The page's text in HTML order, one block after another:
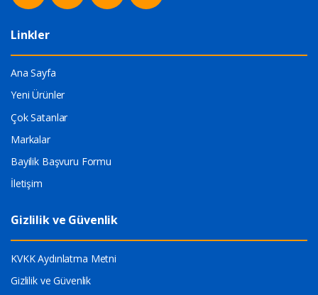
Linkler
Ana Sayfa
Yeni Ürünler
Çok Satanlar
Markalar
Bayilik Başvuru Formu
İletişim
Gizlilik ve Güvenlik
KVKK Aydınlatma Metni
Gizlilik ve Güvenlik